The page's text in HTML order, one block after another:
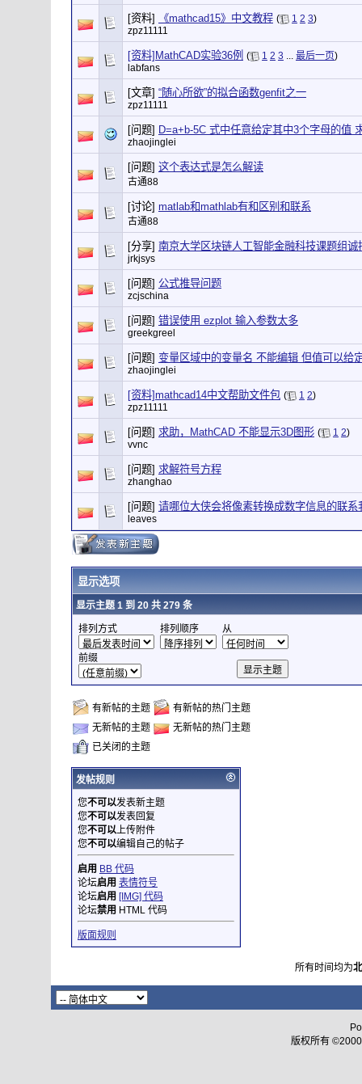
[资料] 《mathcad15》中文教程 ( 1 2 3)
zpz11111
[资料]MathCAD实验36例 ( 1 2 3 ... 最后一页)
labfans
[文章] “随心所欲”的拟合函数genfit之一
zpz11111
[问题] D=a+b-5C 式中任意给定其中3个字母的值
zhaojinglei
[问题] 这个表达式是怎么解读
古通88
[讨论] matlab和mathlab有和区别和联系
古通88
[分享] 南京大学区块链人工智能金融科技课题组
jrkjsys
[问题] 公式推导问题
zcjschina
[问题] 错误使用 ezplot 输入参数太多
greekgreel
[问题] 变量区域中的变量名 不能编辑 但值可以给
zhaojinglei
[资料]mathcad14中文帮助文件包 ( 1 2)
zpz11111
[问题] 求助，MathCAD 不能显示3D图形 ( 1 2)
vvnc
[问题] 求解符号方程
zhanghao
[问题] 请哪位大侠会将像素转换成数字信息的联系
leaves
显示选项
显示主题 1 到 20 共 279 条
排列方式 排列顺序 从
前缀
有新帖的主题
有新帖的热门主题
无新帖的主题
无新帖的热门主题
已关闭的主题
发帖规则
您不可以发表新主题
您不可以发表回复
您不可以上传附件
您不可以编辑自己的帖子
启用 BB 代码
论坛启用 表情符号
论坛启用 [IMG] 代码
论坛禁用 HTML 代码
版面规则
所有时间均为
版权所有